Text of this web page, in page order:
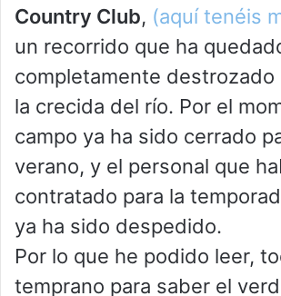
Country Club, (aquí tenéis
un recorrido que ha
completamente destrozado
la crecida del río. Por el
campo ya ha sido cerrado
verano, y el personal que
contratado para la
ya ha sido despedido.
Por lo que he podido leer,
temprano para saber el